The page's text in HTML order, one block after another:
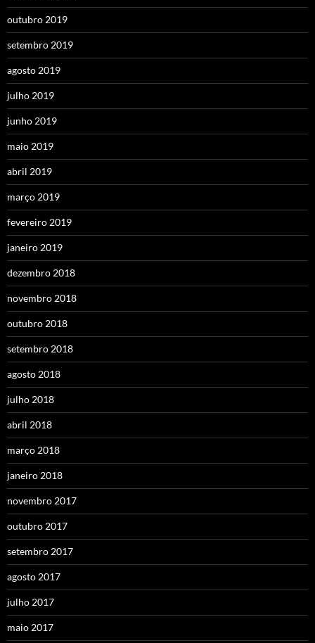
outubro 2019
setembro 2019
agosto 2019
julho 2019
junho 2019
maio 2019
abril 2019
março 2019
fevereiro 2019
janeiro 2019
dezembro 2018
novembro 2018
outubro 2018
setembro 2018
agosto 2018
julho 2018
abril 2018
março 2018
janeiro 2018
novembro 2017
outubro 2017
setembro 2017
agosto 2017
julho 2017
maio 2017